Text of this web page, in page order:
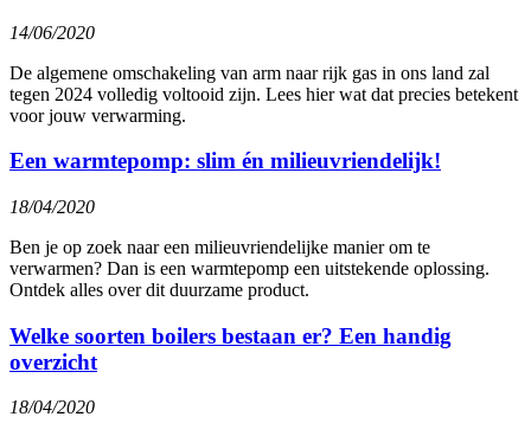
14/06/2020
De algemene omschakeling van arm naar rijk gas in ons land zal
tegen 2024 volledig voltooid zijn. Lees hier wat dat precies betekent
voor jouw verwarming.
Een warmtepomp: slim én milieuvriendelijk!
18/04/2020
Ben je op zoek naar een milieuvriendelijke manier om te
verwarmen? Dan is een warmtepomp een uitstekende oplossing.
Ontdek alles over dit duurzame product.
Welke soorten boilers bestaan er? Een handig
overzicht
18/04/2020